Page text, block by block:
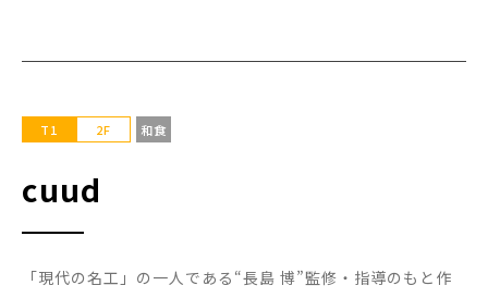
T1 2F 和食
cuud
「現代の名工」の一人である“長島 博”監修・指導のもと作